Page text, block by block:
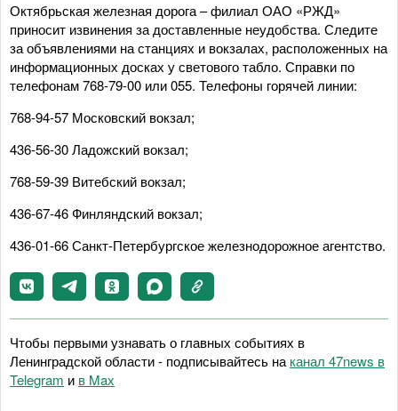
Октябрьская железная дорога – филиал ОАО «РЖД»
приносит извинения за доставленные неудобства. Следите
за объявлениями на станциях и вокзалах, расположенных на
информационных досках у светового табло. Справки по
телефонам 768-79-00 или 055. Телефоны горячей линии:
768-94-57 Московский вокзал;
436-56-30 Ладожский вокзал;
768-59-39 Витебский вокзал;
436-67-46 Финляндский вокзал;
436-01-66 Санкт-Петербургское железнодорожное агентство.
Чтобы первыми узнавать о главных событиях в
Ленинградской области - подписывайтесь на канал 47news в
Telegram и в Maх